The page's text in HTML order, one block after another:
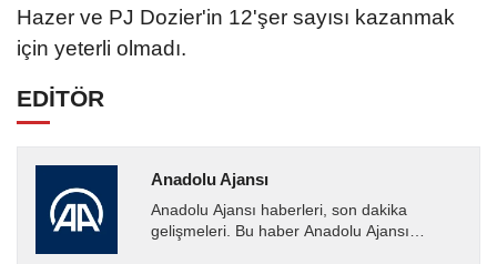
Hazer ve PJ Dozier'in 12'şer sayısı kazanmak
için yeterli olmadı.
EDİTÖR
Anadolu Ajansı
Anadolu Ajansı haberleri, son dakika
gelişmeleri. Bu haber Anadolu Ajansı